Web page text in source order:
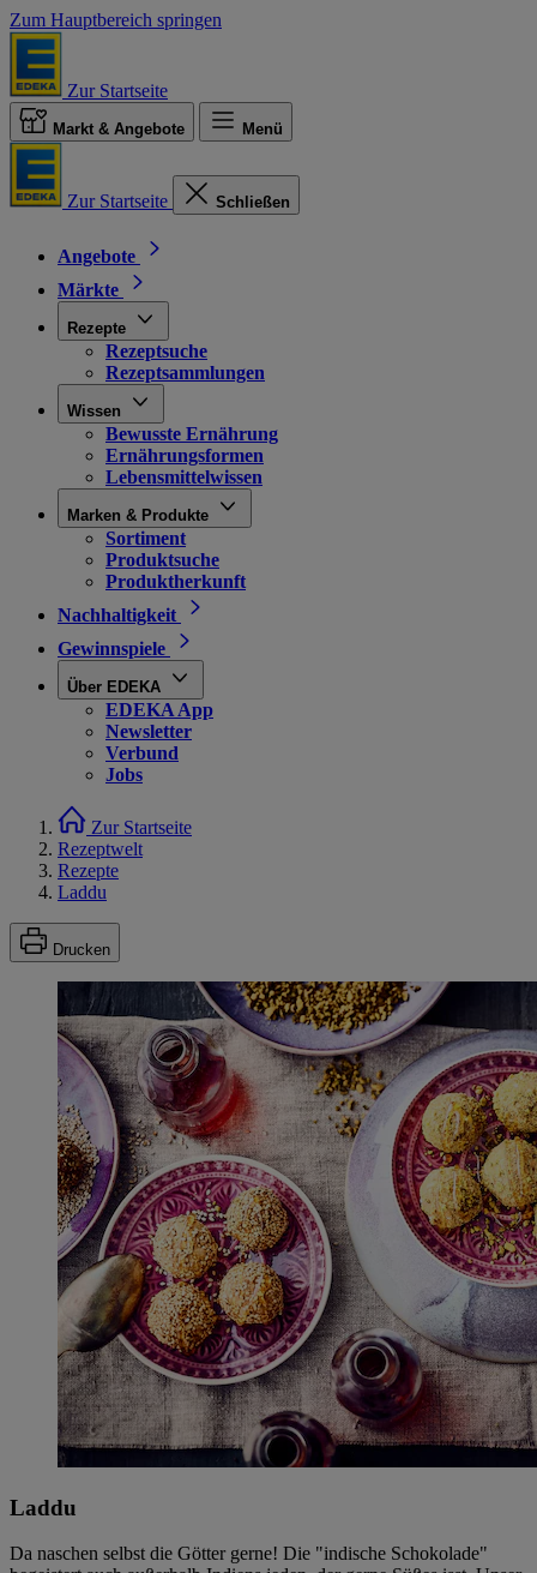
Zum Hauptbereich springen
Zur Startseite
Markt & Angebote Menü
Zur Startseite Schließen
Angebote
Märkte
Rezepte
Rezeptsuche
Rezeptsammlungen
Wissen
Bewusste Ernährung
Ernährungsformen
Lebensmittelwissen
Marken & Produkte
Sortiment
Produktsuche
Produktherkunft
Nachhaltigkeit
Gewinnspiele
Über EDEKA
EDEKA App
Newsletter
Verbund
Jobs
Zur Startseite
Rezeptwelt
Rezepte
Laddu
Drucken
Laddu
Da naschen selbst die Götter gerne! Die "indische Schokolade"